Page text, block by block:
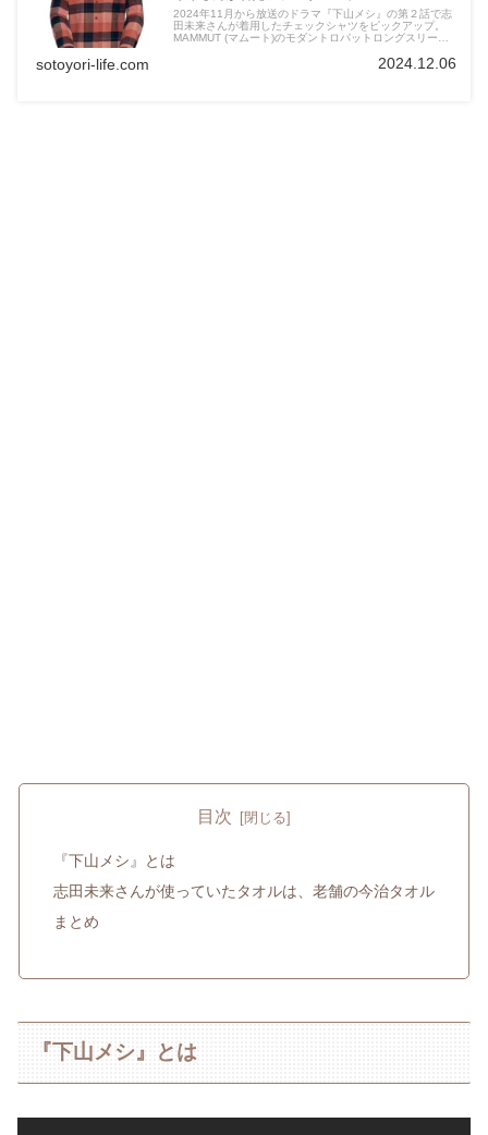
2024年11月から放送のドラマ『下山メシ』の第２話で志
田未来さんが着用したチェックシャツをピックアップ。
MAMMUT (マムート)のモダントロバットロングスリーブ
sotoyori-life.com 2024.12.06
目次
『下山メシ』とは
志田未来さんが使っていたタオルは、老舗の今治タオル
まとめ
『下山メシ』とは